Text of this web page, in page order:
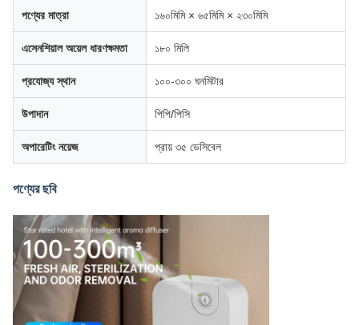
পণ্যের মাত্রা ১৬০মিমি × ৬৫মিমি × ২৩০মিমি
এসেনশিয়াল অয়েল ধারণক্ষমতা ১৮০ মিলি
প্রযোজ্য স্থান ১০০-৩০০ ঘনমিটার
উপাদান পিপি/পিসি
অপারেটিং নয়েজ প্রায় ৩৫ ডেসিবেল
পণ্যের ছবি